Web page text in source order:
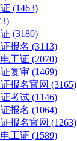
(1463)
(3180)
报名 (3113)
工证 (2070)
复审 (1469)
报名官网 (3165)
考试 (1146)
报名 (1064)
报名官网 (1263)
工证 (1589)